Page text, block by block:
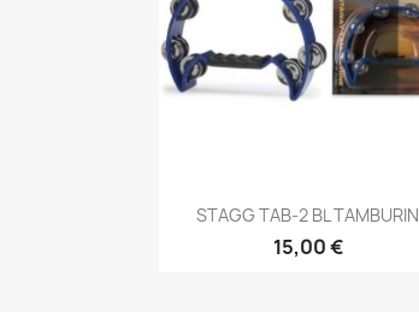
Brzi pregled
STAGG TAB-2 BL TAMBURIN
15,00 €